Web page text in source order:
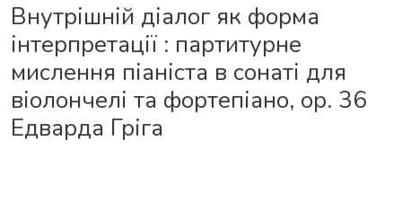
Внутрішній діалог як форма
інтерпретації : партитурне
мислення піаніста в сонаті для
віолончелі та фортепіано, ор. 36
Едварда Гріга